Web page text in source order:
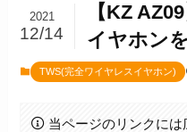
【KZ
イヤホン
2021
12/14
TWS(完全ワイヤレスイヤホン)
当ページのリンクには